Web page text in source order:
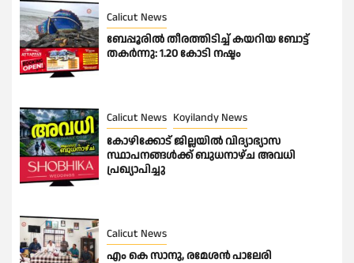
Calicut News
ബേപ്പൂരിൽ തീരത്തിടിച്ച് കയറിയ ബോട്ട്
തകർന്നു: 1.20 കോടി നഷ്ടം
Calicut News Koyilandy News
കോഴിക്കോട് ജില്ലയിൽ വിദ്യാഭ്യാസ
സ്ഥാപനങ്ങൾക്ക് ബുധനാഴ്ച അവധി
പ്രഖ്യാപിച്ചു
Calicut News
എം കെ സാനു, രമേശൻ പാലേരി